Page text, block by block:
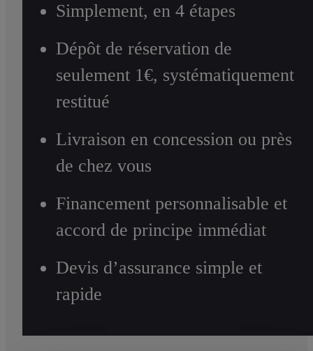
Simplement, en 4 étapes
Dépôt de réservation de
seulement 1€, systématiquement
restitué
Livraison en concession ou près
de chez vous
Financement personnalisable et
accord de principe immédiat
Devis d’assurance simple et
rapide